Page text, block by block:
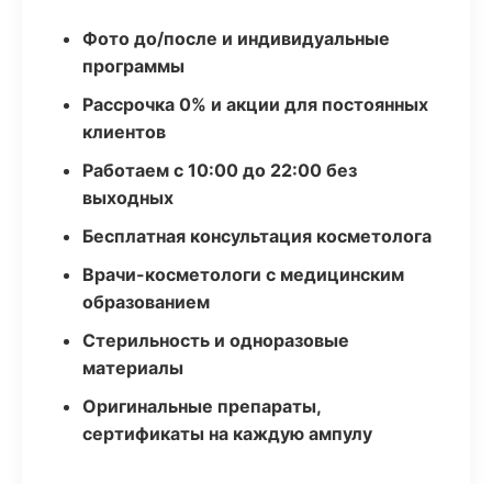
Фото до/после и индивидуальные
программы
Рассрочка 0% и акции для постоянных
клиентов
Работаем с 10:00 до 22:00 без
выходных
Бесплатная консультация косметолога
Врачи-косметологи с медицинским
образованием
Стерильность и одноразовые
материалы
Оригинальные препараты,
сертификаты на каждую ампулу